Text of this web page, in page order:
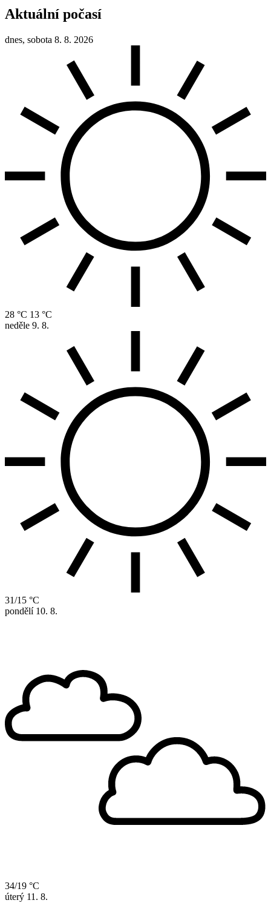
Aktuální počasí
dnes, sobota 8. 8. 2026
28 °C 13 °C
neděle 9. 8.
31/15 °C
pondělí 10. 8.
34/19 °C
úterý 11. 8.